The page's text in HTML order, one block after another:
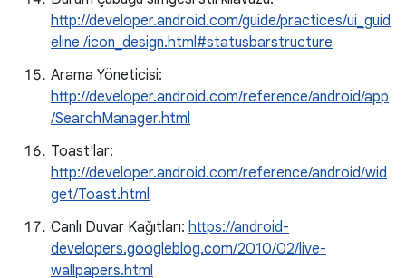
http://developer.android.com/guide/practices/ui_guid
eline /icon_design.html#statusbarstructure
Arama Yöneticisi:
http://developer.android.com/reference/android/app
/SearchManager.html
Toast'lar:
http://developer.android.com/reference/android/wid
get/Toast.html
Canlı Duvar Kağıtları: https://android-
developers.googleblog.com/2010/02/live-
wallpapers.html